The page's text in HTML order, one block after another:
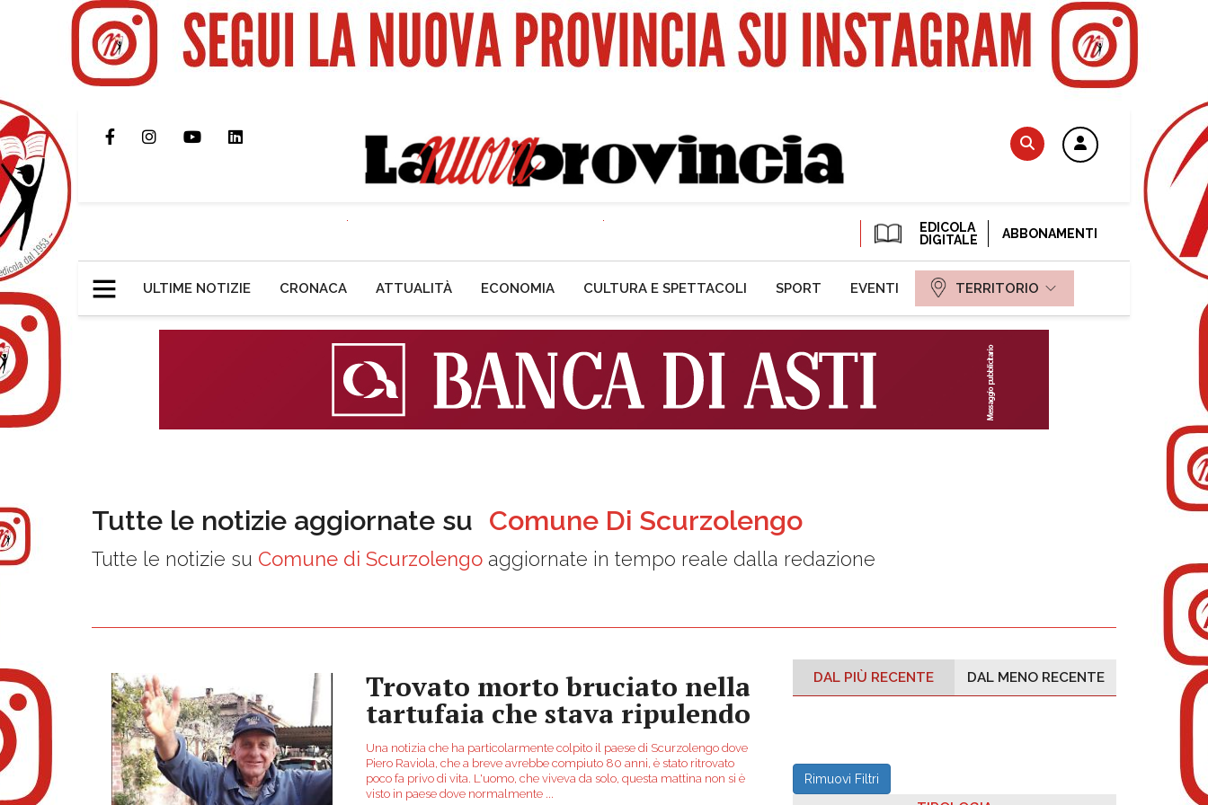
EDICOLA
DIGITALE
ABBONAMENTI
ULTIME NOTIZIE CRONACA ATTUALITÀ ECONOMIA CULTURA E SPETTACOLI SPORT EVENTI TERRITORIO
Tutte le notizie aggiornate su Comune Di Scurzolengo
Tutte le notizie su Comune di Scurzolengo aggiornate in tempo reale dalla redazione
Trovato morto bruciato nella
tartufaia che stava ripulendo
Una notizia che ha particolarmente colpito il paese di Scurzolengo dove
Piero Raviola, che a breve avrebbe compiuto 80 anni, è stato ritrovato
poco fa privo di vita. L'uomo, che viveva da solo, questa mattina non si è
visto in paese dove normalmente
DAL PIÙ RECENTE DAL MENO RECENTE
Rimuovi Filtri